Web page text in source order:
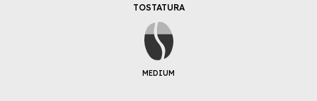
TOSTATURA
MEDIUM